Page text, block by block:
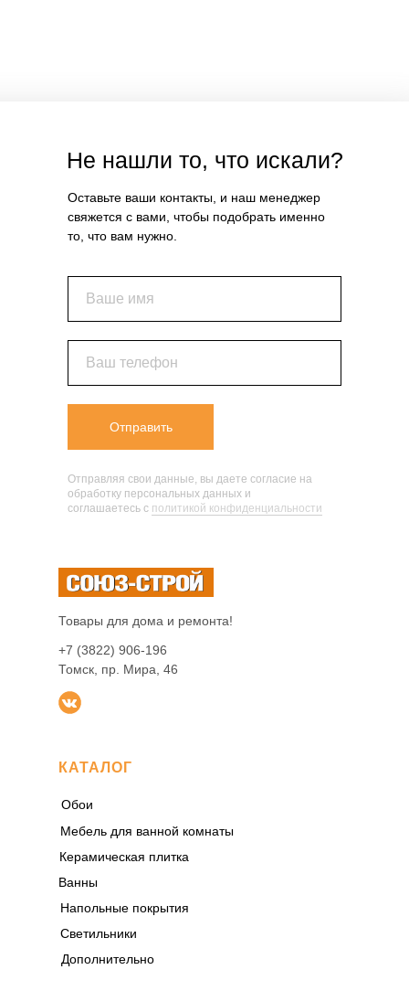
Ваше имя
Ваш телефон
Отправить
Не нашли то, что искали?
Оставьте ваши контакты, и наш менеджер
свяжется с вами, чтобы подобрать именно
то, что вам нужно.
Отправляя свои данные, вы даете согласие на
обработку персональных данных и
соглашаетесь c политикой конфиденциальности
КАТАЛОГ
Товары для дома и ремонта!
Обои
Мебель для ванной комнаты
+7 (3822) 906-196
Томск, пр. Мира, 46
Напольные покрытия
Светильники
Дополнительно
Керамическая плитка
Ванны